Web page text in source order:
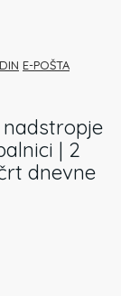
E-POŠTA
nadstropje
| 2
dnevne